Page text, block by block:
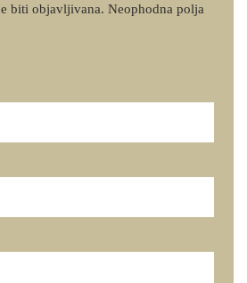
biti objavljivana. Neophodna polja